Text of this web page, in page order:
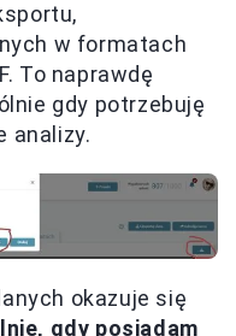
w formatach
To naprawdę
gdy potrzebuję
analizy.
okazuje się
gdy posiadam